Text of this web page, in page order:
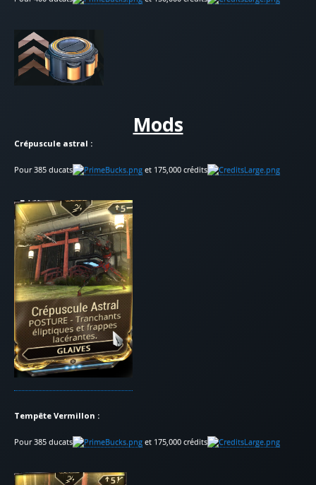
Mods
Crépuscule astral :
Pour 385 ducats et 175,000 crédits
Tempête Vermillon :
Pour 385 ducats et 175,000 crédits